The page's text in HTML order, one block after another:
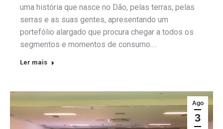
uma história que nasce no Dão, pelas terras, pelas
serras e as suas gentes, apresentando um
portefólio alargado que procura chegar a todos os
segmentos e momentos de consumo.…
Ler mais
Ago
3